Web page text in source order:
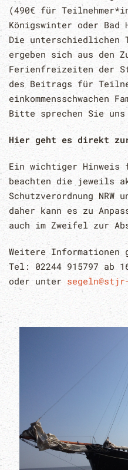
(490€ für
Königswinter oder Bad
Die unterschiedlichen
ergeben sich aus den
Ferienfreizeiten der
des Beitrags für
einkommensschwachen
Bitte sprechen Sie
Hier geht es direkt
Ein wichtiger Hinweis
beachten die jeweils
Schutzverordnung NRW
daher kann es zu
auch im Zweifel zur
Weitere
Tel: 02244 915797 ab
oder unter